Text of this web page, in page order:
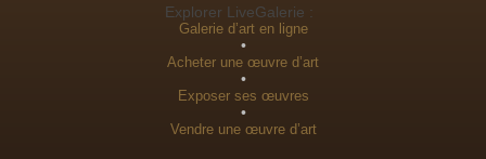
Explorer LiveGalerie :
Galerie d’art en ligne
•
Acheter une œuvre d’art
•
Exposer ses œuvres
•
Vendre une œuvre d’art